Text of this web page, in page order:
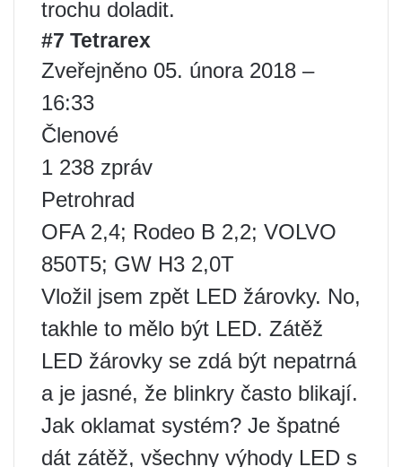
trochu doladit.
#7 Tetrarex
Zveřejněno 05. února 2018 –
16:33
Členové
1 238 zpráv
Petrohrad
OFA 2,4; Rodeo B 2,2; VOLVO
850T5; GW H3 2,0T
Vložil jsem zpět LED žárovky. No,
takhle to mělo být LED. Zátěž
LED žárovky se zdá být nepatrná
a je jasné, že blinkry často blikají.
Jak oklamat systém? Je špatné
dát zátěž, všechny výhody LED s